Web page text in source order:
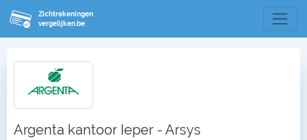
Zichtrekeningen
vergelijken.be
Argenta kantoor Ieper - Arsys